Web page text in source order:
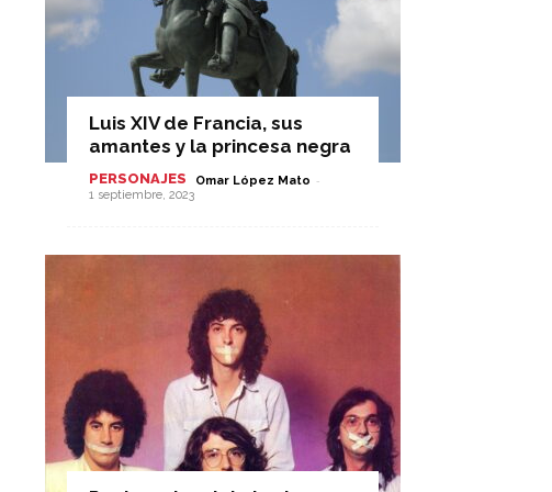
Luis XIV de Francia, sus
amantes y la princesa negra
PERSONAJES Omar López Mato -
1 septiembre, 2023